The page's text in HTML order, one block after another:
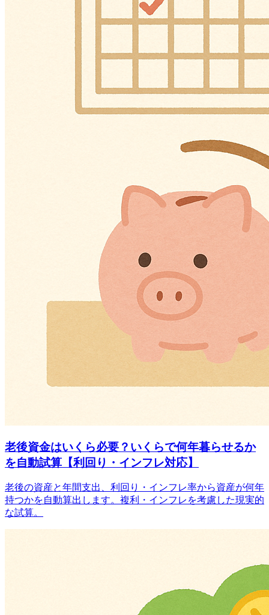
老後資金はいくら必要？いくらで何年暮らせるか
を自動試算【利回り・インフレ対応】
老後の資産と年間支出、利回り・インフレ率から資産が何年
持つかを自動算出します。複利・インフレを考慮した現実的
な試算。